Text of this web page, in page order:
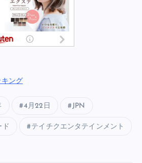
ング
4月22日 JPN
ド テイチクエンタテインメント